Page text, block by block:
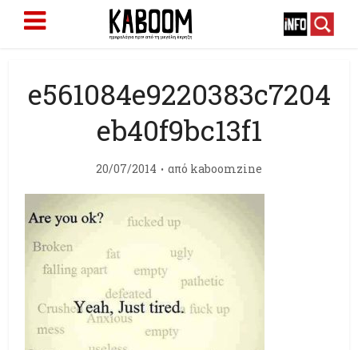
e561084e9220383c7204
eb40f9bc13f1
20/07/2014 από kaboomzine